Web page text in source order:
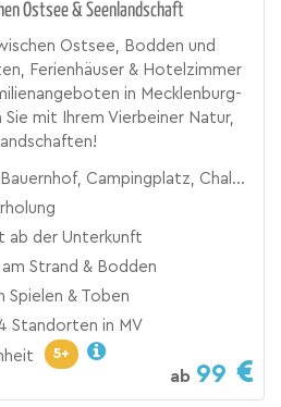
Ostsee & Seenlandschaft
Ostsee, Bodden und
Ferienhäuser & Hotelzimmer
in Mecklenburg-
mit Ihrem Vierbeiner Natur,
bzw. Ferienpark, Ferienhaus, Ferienhof, Ferienhütte, Landgut, Reiterhof, Zimmer
ab der Unterkunft
Strand & Bodden
Spielen & Toben
Standorten in MV
5+
ab 99